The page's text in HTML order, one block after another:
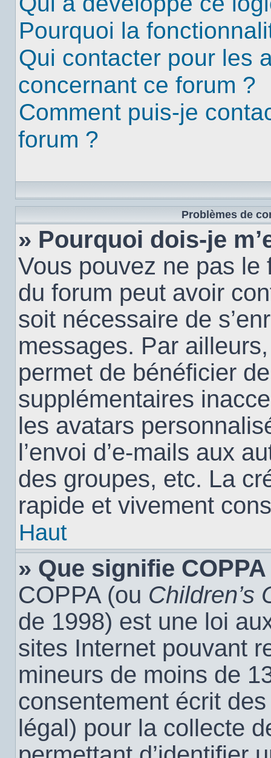
Pourquoi la
Qui contacter pour les
concernant ce forum ?
Comment puis-je
forum ?
Problèmes de
» Pourquoi dois-je
Vous pouvez ne pas le
du forum peut avoir
soit nécessaire de
messages. Par
permet de bénéficier
supplémentaires
les avatars
l’envoi d’e-mails aux
des groupes, etc. La
rapide et vivement
Haut
» Que signifie
COPPA (ou Children’s
de 1998) est une loi
sites Internet pouvant
mineurs de moins de
consentement écrit
légal) pour la collecte